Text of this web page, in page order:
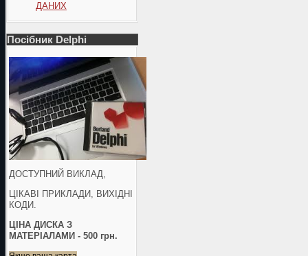
ДАНИХ
Посібник Delphi
ДОСТУПНИЙ ВИКЛАД,
ЦІКАВІ ПРИКЛАДИ, ВИХІДНІ
КОДИ.
ЦІНА ДИСКА З
МАТЕРІАЛАМИ - 500 грн.